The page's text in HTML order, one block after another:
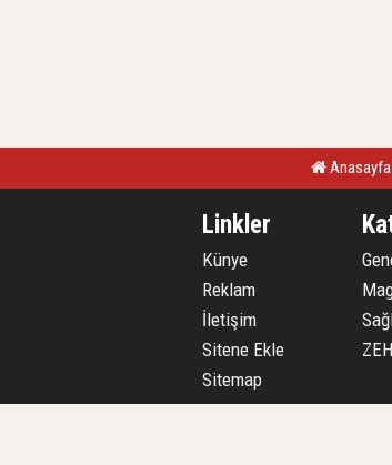
Anasayfa
Linkler
Künye
Reklam
İletişim
Sitene Ekle
Sitemap